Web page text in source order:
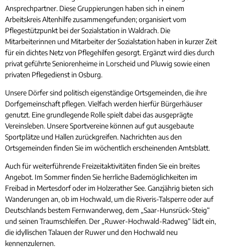
Ansprechpartner. Diese Gruppierungen haben sich in einem
Arbeitskreis Altenhilfe zusammengefunden; organisiert vom
Pflegestützpunkt bei der Sozialstation in Waldrach. Die
Mitarbeiterinnen und Mitarbeiter der Sozialstation haben in kurzer Zeit
für ein dichtes Netz von Pflegehilfen gesorgt. Ergänzt wird dies durch
privat geführte Seniorenheime in Lorscheid und Pluwig sowie einen
privaten Pflegedienst in Osburg.
Unsere Dörfer sind politisch eigenständige Ortsgemeinden, die ihre
Dorfgemeinschaft pflegen. Vielfach werden hierfür Bürgerhäuser
genutzt. Eine grundlegende Rolle spielt dabei das ausgeprägte
Vereinsleben. Unsere Sportvereine können auf gut ausgebaute
Sportplätze und Hallen zurückgreifen. Nachrichten aus den
Ortsgemeinden finden Sie im wöchentlich erscheinenden Amtsblatt.
Auch für weiterführende Freizeitaktivitäten finden Sie ein breites
Angebot. Im Sommer finden Sie herrliche Bademöglichkeiten im
Freibad in Mertesdorf oder im Holzerather See. Ganzjährig bieten sich
Wanderungen an, ob im Hochwald, um die Riveris-Talsperre oder auf
Deutschlands bestem Fernwanderweg, dem „Saar-Hunsrück-Steig“
und seinen Traumschleifen. Der „Ruwer-Hochwald-Radweg“ lädt ein,
die idyllischen Talauen der Ruwer und den Hochwald neu
kennenzulernen.